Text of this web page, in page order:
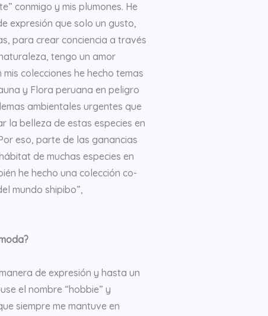
conmigo y mis plumones. He
expresión que solo un gusto,
para crear conciencia a través
tengo un amor
colecciones he hecho temas
y Flora peruana en peligro
ambientales urgentes que
la belleza de estas especies en
eso, parte de las ganancias
de muchas especies en
he hecho una colección co-
mundo shipibo”,
de expresión y hasta un
el nombre “hobbie” y
siempre me mantuve en